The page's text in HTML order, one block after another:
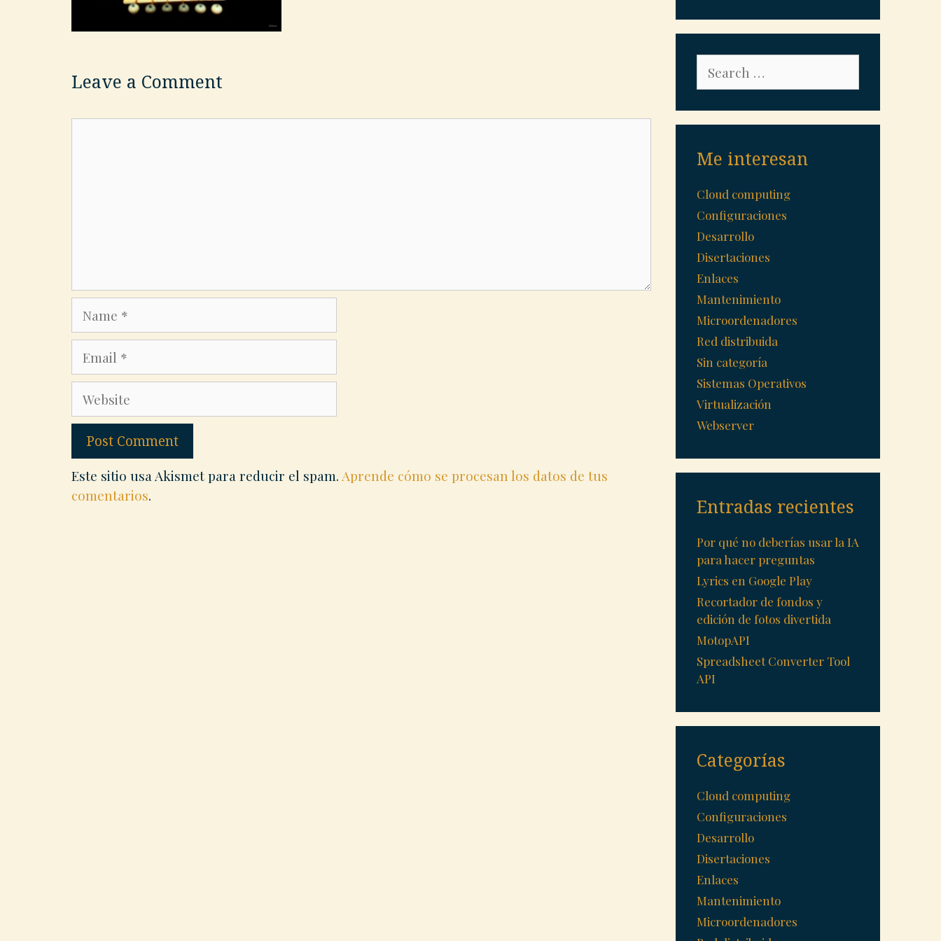
Leave a Comment
Website
Este sitio usa Akismet para reducir el spam. Aprende cómo se procesan los datos de tus
comentarios.
for:
Me interesan
Cloud computing
Configuraciones
Desarrollo
Disertaciones
Enlaces
Mantenimiento
Microordenadores
Red distribuida
Sin categoría
Sistemas Operativos
Virtualización
Webserver
Entradas recientes
Por qué no deberías usar la IA
para hacer preguntas
Lyrics en Google Play
Recortador de fondos y
edición de fotos divertida
MotopAPI
Spreadsheet Converter Tool
API
Categorías
Cloud computing
Configuraciones
Desarrollo
Disertaciones
Enlaces
Mantenimiento
Microordenadores